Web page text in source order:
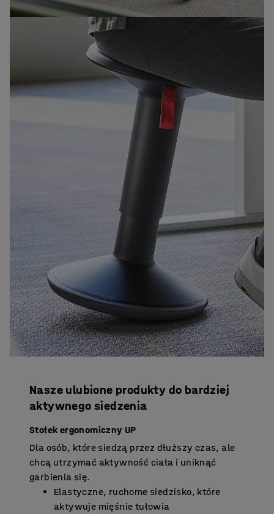
Nasze ulubione produkty do bardziej
aktywnego siedzenia
Stołek ergonomiczny UP
Dla osób, które siedzą przez dłuższy czas, ale
chcą utrzymać aktywność ciała i uniknąć
garbienia się.
Elastyczne, ruchome siedzisko, które
aktywuje mięśnie tułowia